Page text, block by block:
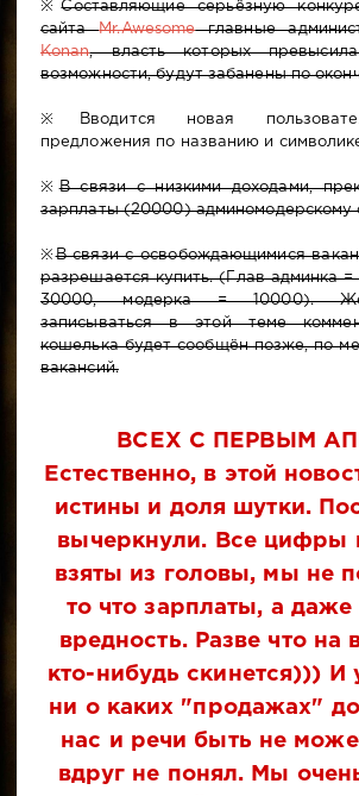
※Составляющие серьёзную
сайтаMr.Awesomeглавные
Konan, власть которых
возможности, будут забанены по
※Вводится новая
предложения по названию и
※В связи с низкими доходами,
зарплаты (20000) админомодерскому
※В связи с освобождающимися
разрешается купить. (Глав админка
30000, модерка = 10000).
записываться в этой теме
кошелька будет сообщён позже, по
вакансий.
ВСЕХ С ПЕРВЫМ
Естественно, в этой
истины и доля шутки.
вычеркнули. Все цифры
взяты из головы, мы не
то что зарплаты, а даже
вредность. Разве что на
кто-нибудь скинется))) И
ни о каких "продажах"
нас и речи быть не
вдруг не понял. Мы